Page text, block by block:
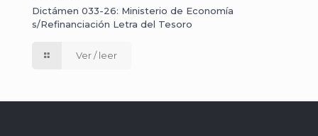
Dictámen 033-26: Ministerio de Economía
s/Refinanciación Letra del Tesoro
Ver / leer